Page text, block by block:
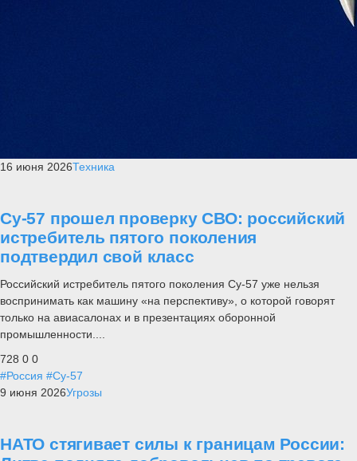
16 июня 2026Техника
Су-57 прошел проверку СВО: российский
истребитель пятого поколения
подтвердил свой класс
Российский истребитель пятого поколения Су-57 уже нельзя
воспринимать как машину «на перспективу», о которой говорят
только на авиасалонах и в презентациях оборонной
промышленности....
728 0 0
#Россия #Су-57
9 июня 2026Угрозы
НАТО стягивает силы к границам России: